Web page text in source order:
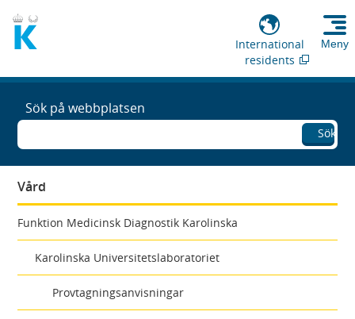
International
residents
Meny
Sök på webbplatsen
Sök
Vård
Funktion Medicinsk Diagnostik Karolinska
Karolinska Universitetslaboratoriet
Provtagningsanvisningar